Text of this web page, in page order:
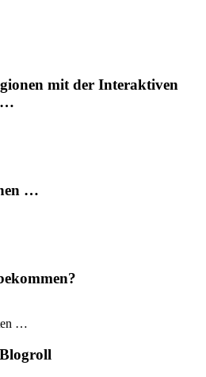
mit der Interaktiven
…
…